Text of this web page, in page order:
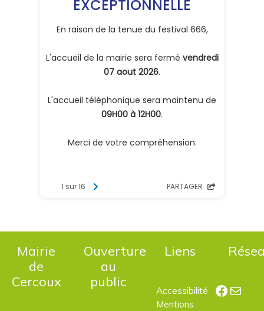
Mairie
de
Cercoux
Ouverture
au
public
Liens
Accessibilité
Mentions
E-mail